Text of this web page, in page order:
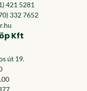
421 5281
332 7652
Kft
út 19.